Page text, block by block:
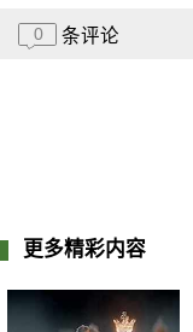
0 条评论
更多精彩内容